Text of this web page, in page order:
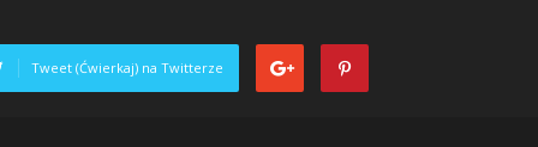
Tweet (Ćwierkaj) na Twitterze